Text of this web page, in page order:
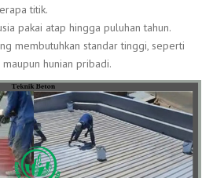
titik.
pakai atap hingga puluhan tahun.
membutuhkan standar tinggi, seperti
hunian pribadi.